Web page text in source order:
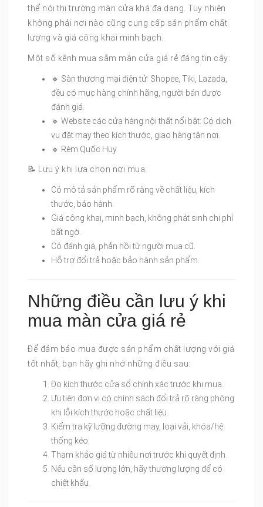
thể nói thị trường màn cửa khá đa dạng. Tuy nhiên
không phải nơi nào cũng cung cấp sản phẩm chất
lượng và giá công khai minh bạch.
Một số kênh mua sắm màn cửa giá rẻ đáng tin cậy:
🔹 Sàn thương mại điện tử: Shopee, Tiki, Lazada,
đều có mục hàng chính hãng, người bán được
đánh giá.
🔹 Website các cửa hàng nội thất nổi bật: Có dịch
vụ đặt may theo kích thước, giao hàng tận nơi.
🔹 Rèm Quốc Huy
📝 Lưu ý khi lựa chọn nơi mua:
Có mô tả sản phẩm rõ ràng về chất liệu, kích
thước, bảo hành.
Giá công khai, minh bạch, không phát sinh chi phí
bất ngờ.
Có đánh giá, phản hồi từ người mua cũ.
Hỗ trợ đổi trả hoặc bảo hành sản phẩm.
Những điều cần lưu ý khi
mua màn cửa giá rẻ
Để đảm bảo mua được sản phẩm chất lượng với giá
tốt nhất, bạn hãy ghi nhớ những điều sau:
Đo kích thước cửa sổ chính xác trước khi mua.
Ưu tiên đơn vị có chính sách đổi trả rõ ràng phòng
khi lỗi kích thước hoặc chất liệu.
Kiểm tra kỹ lưỡng đường may, loại vải, khóa/hệ
thống kéo.
Tham khảo giá từ nhiều nơi trước khi quyết định.
Nếu cần số lượng lớn, hãy thương lượng để có
chiết khấu.